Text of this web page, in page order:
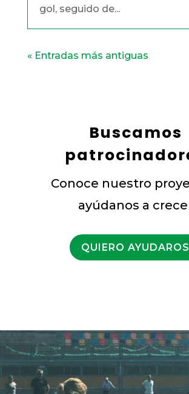
gol, seguido de...
« Entradas más antiguas
Buscamos
Conoce nuestro
ayúdanos a
QUIERO AYUDAROS